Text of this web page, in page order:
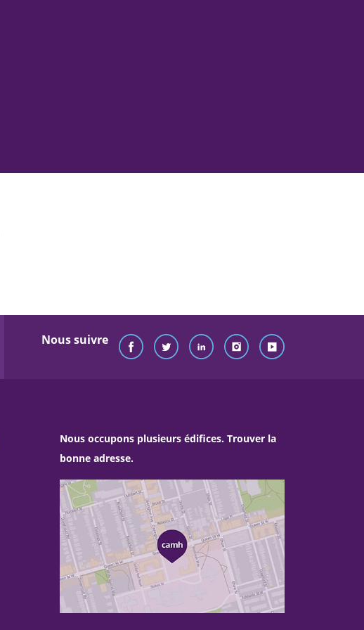
Nous suivre
Nous occupons plusieurs édifices. Trouver la
bonne adresse.